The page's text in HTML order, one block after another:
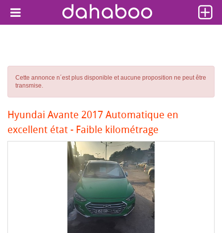
Cette annonce n´est plus disponible et aucune proposition ne peut être
transmise.
Hyundai Avante 2017 Automatique en
excellent état - Faible kilométrage